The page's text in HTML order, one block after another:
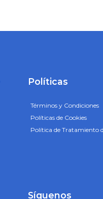
Políticas
Términos y Condiciones
Políticas de Cookies
Política de Tratamiento
Síguenos